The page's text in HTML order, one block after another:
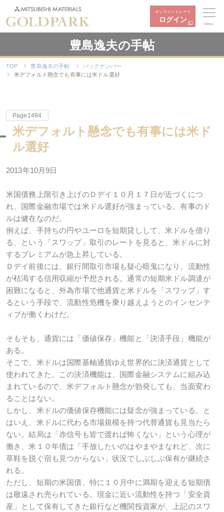
オンライントレード
ログイン
MENU
豊島逸夫の手帖
TOP 豊島逸夫の手帖
バックナンバー
米デフォルト懸念でも有事には米ドル選好
Page1494
米デフォルト懸念でも有事には米ド
ル選好
2013年10月9日
米国債務上限引き上げのＤデイ１０月１７日が近づくにつ
れ、国際金融市場では米ドル選好が強まっている。有事のド
ルは健在なのだ。
例えば、手持ちの円やユーロを短期貸しして、米ドルを借り
る、という「スワップ」取引のレートを見ると、米ドルに対
するプレミアムが急上昇している。
Ｄデイ前後には、銀行間取引市場も疑心暗鬼になり、流動性
が枯渇する信用収縮が予想される。通常の短期米ドル調達が
困難になると、外為市場で他通貨と米ドルを「スワップ」す
るという手段で、流動性危機を乗り越えようとのインセンテ
ィブが働くわけだ。
そもそも、通貨には「価値保存」機能と「決済手段」機能が
ある。
そこで、米ドルは国際基軸通貨ゆえ世界的に決済通貨として
使われてきた。この決済機能は、国際金融システムに組み込
まれているので、米デフォルト懸念が勃発しても、当面変わ
ることはない。
しかし、米ドルの価値保存機能には疑念が強まっている。と
はいえ、米ドルに代わる市場規模を持つ代替通貨も見当たら
ない。結局は「赤信号も皆で渡れば怖くない」という心理が
働き、米１０年債は「手放したいのはやまやまなれど、次に
草鞋を脱ぐ宿も見つからない」状況でしぶしぶ保有が継続さ
れる。
ただし、短期の米国債、特に１０月中に満期を迎える短期債
は敬遠され売られている。現金に近い流動性を持つ「安全資
産」として保有してきた銀行など機関投資家が、上記のスワ